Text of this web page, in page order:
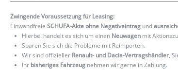
Zwingende Voraussetzung für Leasing:
EinwandfreieSCHUFA-Akte ohne Negativeintrag und
Hierbei handelt es sich um einen Neuwagen mit
Sparen Sie sich die Probleme mit Reimporten.
Wir sind offizieller Renault- und Dacia-Vertragshändler,
Ihr bisheriges Fahrzeug nehmen wir gerne in Zahlung.